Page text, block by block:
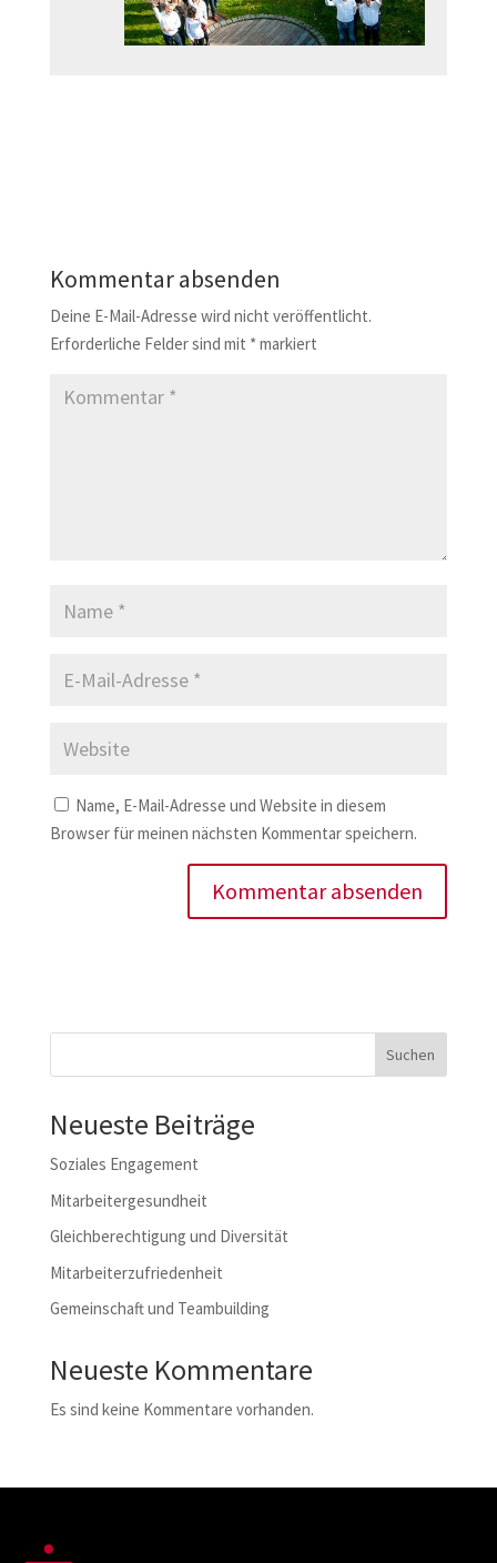
Kommentar absenden
Deine E-Mail-Adresse wird nicht veröffentlicht.
Erforderliche Felder sind mit *markiert
Name, E-Mail-Adresse und Website in diesem
Browser für meinen nächsten Kommentar speichern.
Suchen
Neueste Beiträge
Soziales Engagement
Mitarbeitergesundheit
Gleichberechtigung und Diversität
Mitarbeiterzufriedenheit
Gemeinschaft und Teambuilding
Neueste Kommentare
Es sind keine Kommentare vorhanden.